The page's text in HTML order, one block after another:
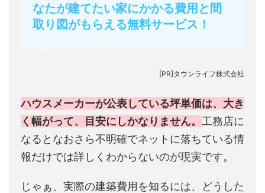
なたが建てたい家にかかる費用と間
取り図がもらえる無料サービス！
[PR]タウンライフ株式会社
ハウスメーカーが公表している坪単価は、大き
く幅がって、目安にしかなりません。 工務店に
なるとなおさら不明確でネットに落ちている情
報だけでは詳しくわからないのが現実です。
じゃぁ、実際の建築費用を知るには、どうした